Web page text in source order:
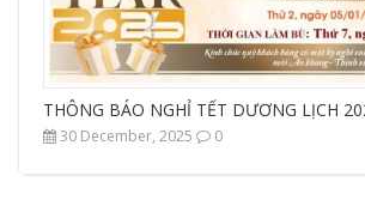
THÔNG BÁO NGHỈ TẾT DƯƠNG LỊCH
30 December, 2025 0